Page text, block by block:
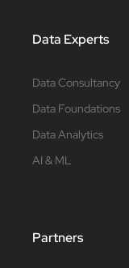
Data Experts
Data Consultancy
Data Foundations
Data Analytics
AI & ML
Partners